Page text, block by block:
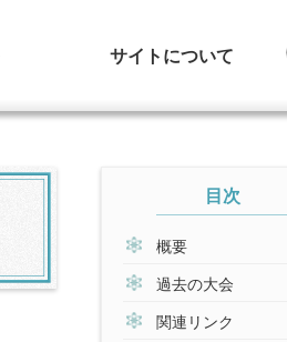
サイトについて
目次
概要
過去の大会
関連リンク